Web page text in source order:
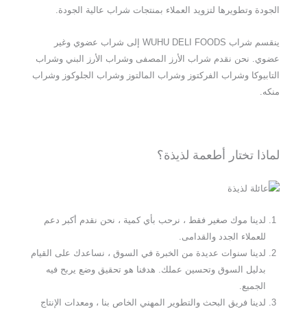
الجودة وتطويرها لتزويد العملاء بمنتجات شراب عالية الجودة.
ينقسم شراب WUHU DELI FOODS إلى شراب عضوي وغير
عضوي. نحن نقدم شراب الأرز المصفى وشراب الأرز البني وشراب
التابيوكا وشراب الفركتوز وشراب المالتوز وشراب الجلوكوز وشراب
منكه.
لماذا تختار أطعمة لذيذة؟
لدينا موك صغير فقط ، نرحب بأي كمية ، نحن نقدم أكبر دعم
للعملاء الجدد والقدامى.
لدينا سنوات عديدة من الخبرة في السوق ، نساعدك على القيام
بدليل السوق وتحسين عملك. هدفنا هو تحقيق وضع يربح فيه
الجميع.
لدينا فريق البحث والتطوير المهني الخاص بنا ، ومعدات الإنتاج